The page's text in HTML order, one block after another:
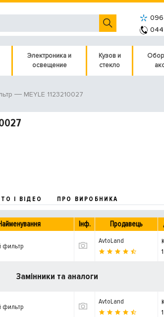
Электроника и
освещение
Кузов и
стекло
MEYLE 1123210027
І ВІДЕО ПРО ВИРОБНИКА
Інф. Продавець
фильтр
AvtoLand
Замінники та аналоги
фильтр
AvtoLand